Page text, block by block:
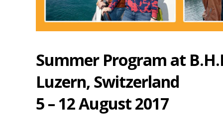
Summer Program at
Luzern, Switzerland
5 – 12 August 2017